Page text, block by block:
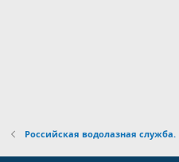
Российская водолазная служба.